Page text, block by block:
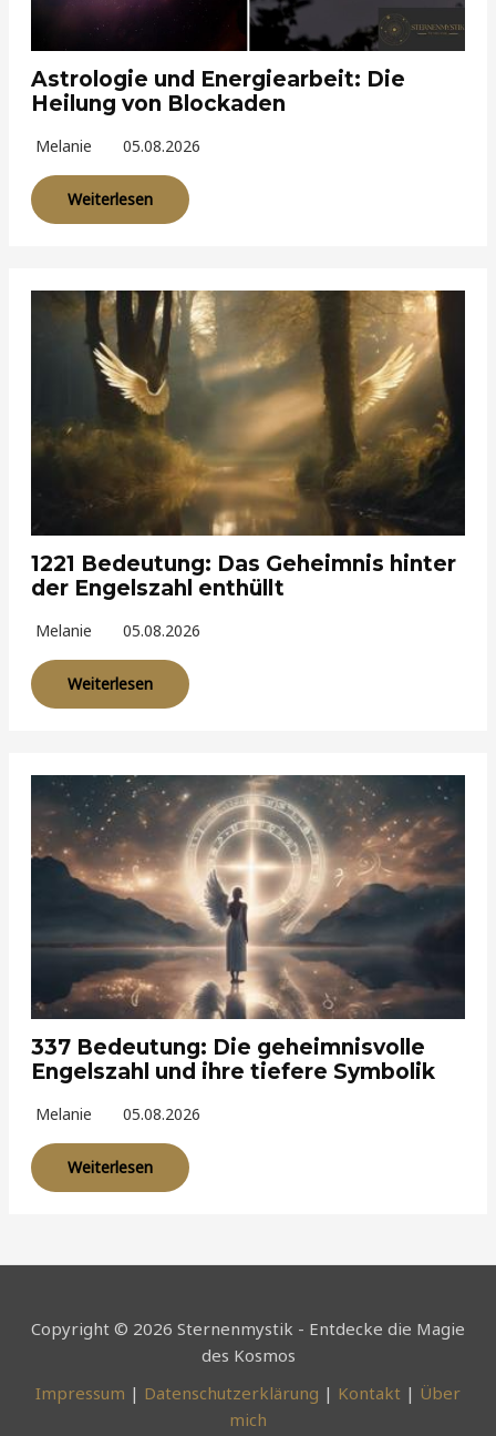
Astrologie und Energiearbeit: Die
Heilung von Blockaden
Melanie 05.08.2026
Weiterlesen
1221 Bedeutung: Das Geheimnis hinter
der Engelszahl enthüllt
Melanie 05.08.2026
Weiterlesen
337 Bedeutung: Die geheimnisvolle
Engelszahl und ihre tiefere Symbolik
Melanie 05.08.2026
Weiterlesen
Copyright © 2026 Sternenmystik - Entdecke die Magie
des Kosmos
Impressum | Datenschutzerklärung | Kontakt | Über
mich